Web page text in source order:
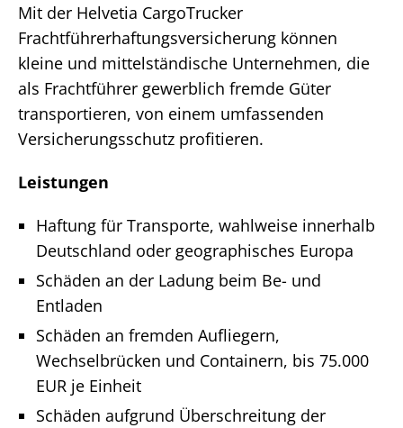
Mit der Helvetia CargoTrucker
Frachtführerhaftungsversicherung können
kleine und mittelständische Unternehmen, die
als Frachtführer gewerblich fremde Güter
transportieren, von einem umfassenden
Versicherungsschutz profitieren.
Leistungen
Haftung für Transporte, wahlweise innerhalb
Deutschland oder geographisches Europa
Schäden an der Ladung beim Be- und
Entladen
Schäden an fremden Aufliegern,
Wechselbrücken und Containern, bis 75.000
EUR je Einheit
Schäden aufgrund Überschreitung der